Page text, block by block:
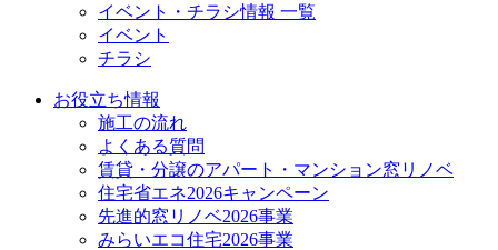
イベント・チラシ情報 一覧
イベント
チラシ
お役立ち情報
施工の流れ
よくある質問
賃貸・分譲のアパート・マンション窓リノベ
住宅省エネ2026キャンペーン
先進的窓リノベ2026事業
みらいエコ住宅2026事業